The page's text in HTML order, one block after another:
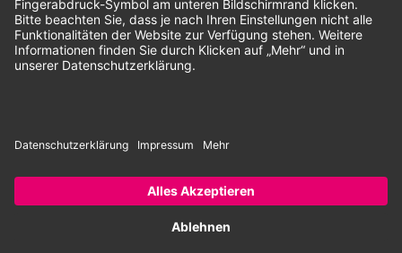
Unsere Zahlungsarten:
Rechnung SEPA-Lastschrift Vorkasse